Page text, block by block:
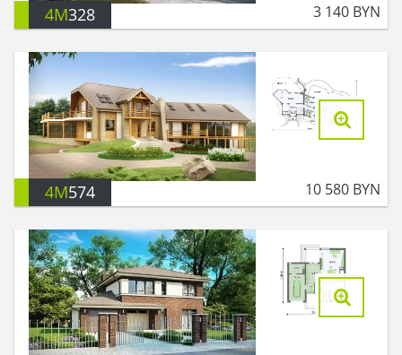
4M328 3 140 BYN
4M574 10 580 BYN